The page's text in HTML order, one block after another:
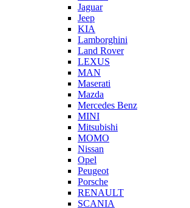
Jaguar
Jeep
KIA
Lamborghini
Land Rover
LEXUS
MAN
Maserati
Mazda
Mercedes Benz
MINI
Mitsubishi
MOMO
Nissan
Opel
Peugeot
Porsche
RENAULT
SCANIA